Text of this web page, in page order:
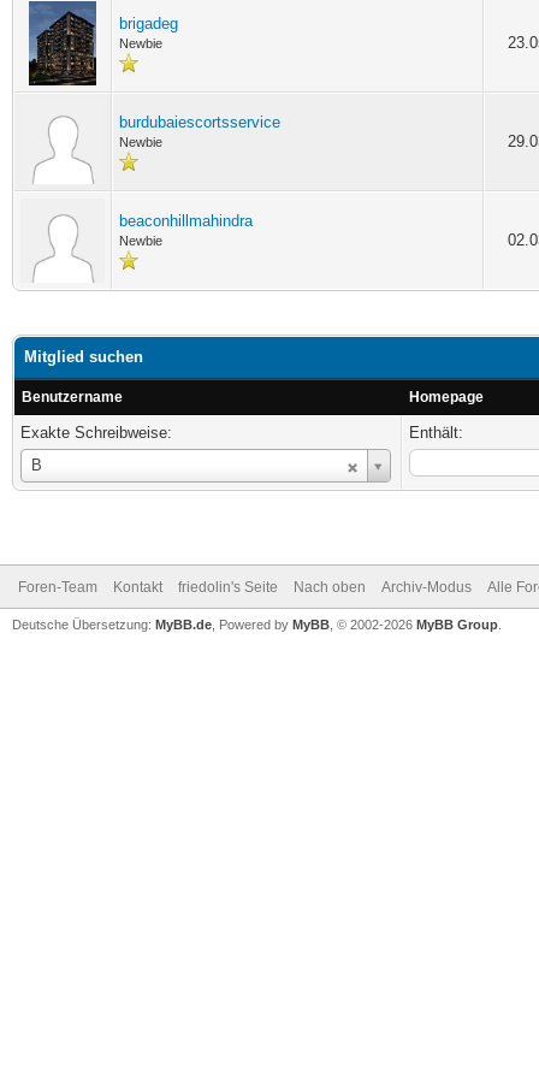
brigadeg
Newbie
burdubaiescortsservice
Newbie
beaconhillmahindra
Newbie
Mitglied suchen
Benutzername Homepage
Exakte Schreibweise:
B
Benutzername
Enthält:
Foren-Team Kontakt friedolin's Seite Nach oben Archiv-Modus Alle
Deutsche Übersetzung: MyBB.de , Powered by MyBB , © 2002-2026 MyBB Group